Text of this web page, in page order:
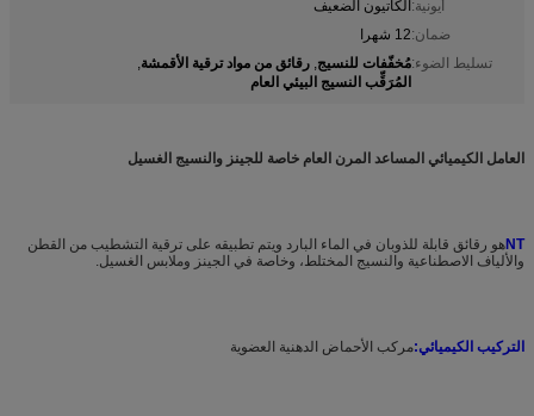
أيونية:الكاتيون الضعيف
ضمان:12 شهرا
تسليط الضوء:مُخفّفات للنسيج, رقائق من مواد ترقية الأقمشة,
المُرَقِّب النسيج البيئي العام
العامل الكيميائي المساعد المرن العام خاصة للجينز والنسيج الغسيل
NTهو رقائق قابلة للذوبان في الماء البارد ويتم تطبيقه على ترقية التشطيب من القطن
والألياف الاصطناعية والنسيج المختلط، وخاصة في الجينز وملابس الغسيل.
التركيب الكيميائي:مركب الأحماض الدهنية العضوية